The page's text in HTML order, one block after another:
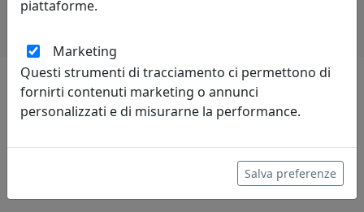
Lascia una recensione
piattaforme.
Marketing
Questi strumenti di tracciamento ci permettono di
fornirti contenuti marketing o annunci
personalizzati e di misurarne la performance.
Salva preferenze